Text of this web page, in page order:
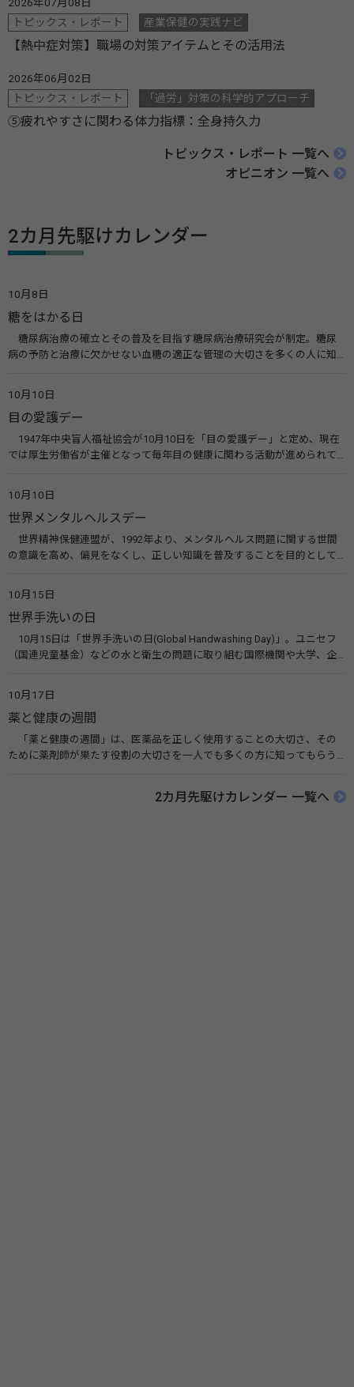
トピックス・レポート
産業保健の実践ナビ
【熱中症対策】職場の対策アイテムとその活用法
2026年06月02日
トピックス・レポート
「過労」対策の科学的アプローチ
⑤疲れやすさに関わる体力指標：全身持久力
トピックス・レポート 一覧へ
オピニオン 一覧へ
2カ月先駆けカレンダー
10月8日
糖をはかる日
糖尿病治療の確立とその普及を目指す糖尿病治療研究会が制定。糖尿
病の予防と治療に欠かせない血糖の適正な管理の大切さを多くの人に知
療研究会） 糖尿病ネットワーク
10月10日
目の愛護デー
1947年中央盲人福祉協会が10月10日を「目の愛護デー」と定め、現在
では厚生労働省が主催となって毎年目の健康に関わる活動が進められて
会）
10月10日
世界メンタルヘルスデー
世界精神保健連盟が、1992年より、メンタルヘルス問題に関する世間
の意識を高め、偏見をなくし、正しい知識を普及することを目的として、
す。 関連リンク 世界メンタルヘルスデー（厚生労働省） 働く人のメンタ
ルヘルス・ポータルサイト「こころの耳」（厚生労働省）
10月15日
世界手洗いの日
10月15日は「世界手洗いの日(Global Handwashing Day)」。ユニセフ
（国連児童基金）などの水と衛生の問題に取り組む国際機関や大学、企
10月17日
薬と健康の週間
「薬と健康の週間」は、医薬品を正しく使用することの大切さ、その
ために薬剤師が果たす役割の大切さを一人でも多くの方に知ってもらう
伝えたい！薬との付き合い方」（保健指導リソースガイド）
2カ月先駆けカレンダー 一覧へ